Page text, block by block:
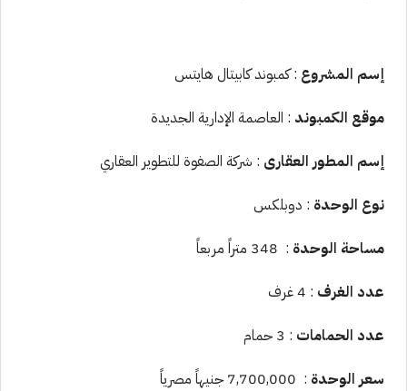
إسم المشروع : كمبوند كابيتال هايتس
موقع الكمبوند : العاصمة الإدارية الجديدة
إسم المطور العقارى : شركة الصفوة للتطوير العقاري
نوع الوحدة : دوبلكس
مساحة الوحدة : 348 متراً مربعاً
عدد الغرف : 4 غرف
عدد الحمامات : 3 حمام
سعر الوحدة : 7,700,000 جنيهاً مصرياً